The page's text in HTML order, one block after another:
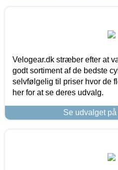
Velogear.dk stræber efter at
godt sortiment af de bedste
selvfølgelig til priser hvor de
her for at se deres udvalg.
Se udvalget